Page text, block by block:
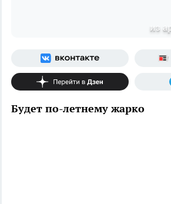
из
Будет по-летнему жарко